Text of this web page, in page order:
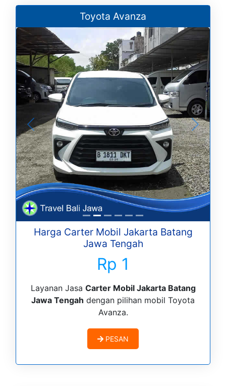
Toyota Avanza
Harga Carter Mobil Jakarta Batang
Jawa Tengah
Rp 1
Layanan Jasa Carter Mobil Jakarta Batang
Jawa Tengah dengan pilihan mobil Toyota
Avanza.
PESAN